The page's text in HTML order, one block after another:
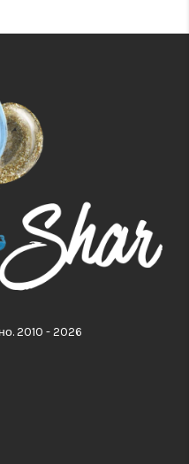
2010 - 2026